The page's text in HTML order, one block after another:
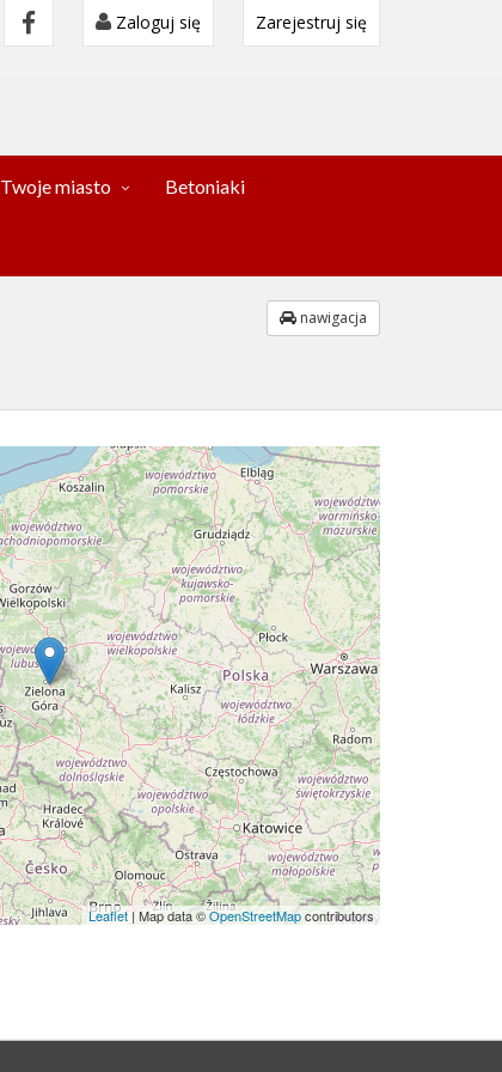
Zaloguj się Zarejestruj się
Twoje miasto Betoniaki
nawigacja
Leaflet| Map data ©OpenStreetMapcontributors